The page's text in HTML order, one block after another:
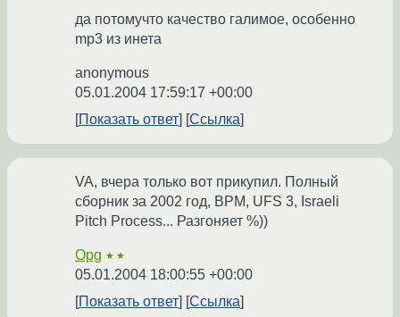
да потомучто качество галимое, особенно
mp3 из инета
anonymous
05.01.2004 17:59:17 +00:00
Показать ответ
Ссылка
VA, вчера только вот прикупил. Полный
сборник за 2002 год, BPM, UFS 3, Israeli
Pitch Process... Разгоняет %))
Opg ★★
05.01.2004 18:00:55 +00:00
Показать ответ
Ссылка